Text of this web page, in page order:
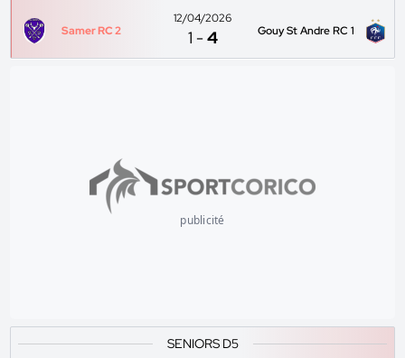
Samer RC 2
12/04/2026
1 -4 Gouy St Andre RC 1
publicité
SENIORS D5